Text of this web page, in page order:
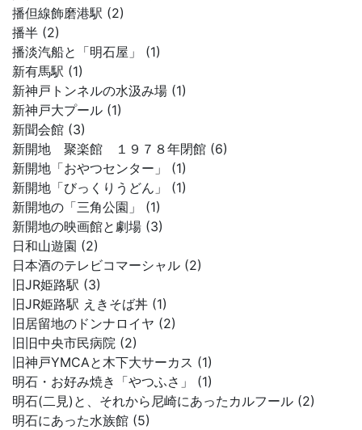
播但線飾磨港駅 (2)
播半 (2)
播淡汽船と「明石屋」 (1)
新有馬駅 (1)
新神戸トンネルの水汲み場 (1)
新神戸大プール (1)
新聞会館 (3)
新開地 聚楽館 １９７８年閉館 (6)
新開地「おやつセンター」 (1)
新開地「びっくりうどん」 (1)
新開地の「三角公園」 (1)
新開地の映画館と劇場 (3)
日和山遊園 (2)
日本酒のテレビコマーシャル (2)
旧JR姫路駅 (3)
旧JR姫路駅 えきそば丼 (1)
旧居留地のドンナロイヤ (2)
旧旧中央市民病院 (2)
旧神戸YMCAと木下大サーカス (1)
明石・お好み焼き「やつふさ」 (1)
明石(二見)と、それから尼崎にあったカルフール (2)
明石にあった水族館 (5)